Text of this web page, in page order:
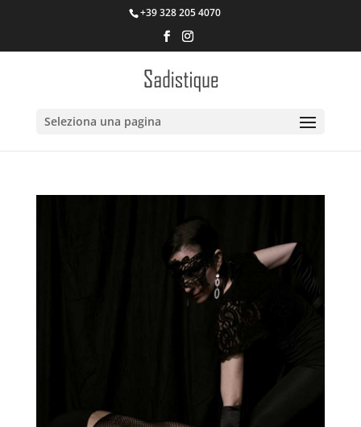
+39 328 205 4070
Seleziona una pagina